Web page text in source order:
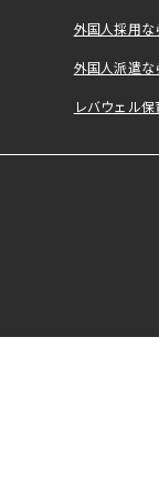
外国人採用
外国人派遣な
レバウェル